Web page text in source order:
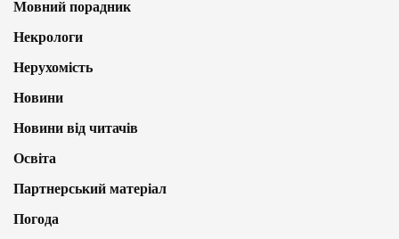
Мовний порадник
Некрологи
Нерухомість
Новини
Новини від читачів
Освіта
Партнерський матеріал
Погода